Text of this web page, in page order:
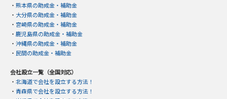
・ 熊本県の助成金・補助金
・ 大分県の助成金・補助金
・ 宮崎県の助成金・補助金
・ 鹿児島県の助成金・補助金
・ 沖縄県の助成金・補助金
・ 民間の助成金・補助金
会社設立一覧（全国対応）
・ 北海道で会社を設立する方法！
・ 青森県で会社を設立する方法！